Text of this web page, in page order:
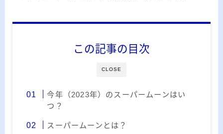
CLOSE
この記事の目次
今年（2023年）のスーパームーンはい
つ？
スーパームーンとは？